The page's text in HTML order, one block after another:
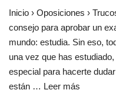
Inicio › Oposiciones ›
consejo para aprobar un
mundo: estudia. Sin eso,
una vez que has
especial para hacerte
están … Leer más